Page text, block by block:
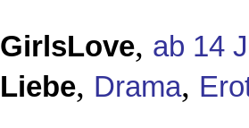
GirlsLove, ab 14
Liebe, Drama,